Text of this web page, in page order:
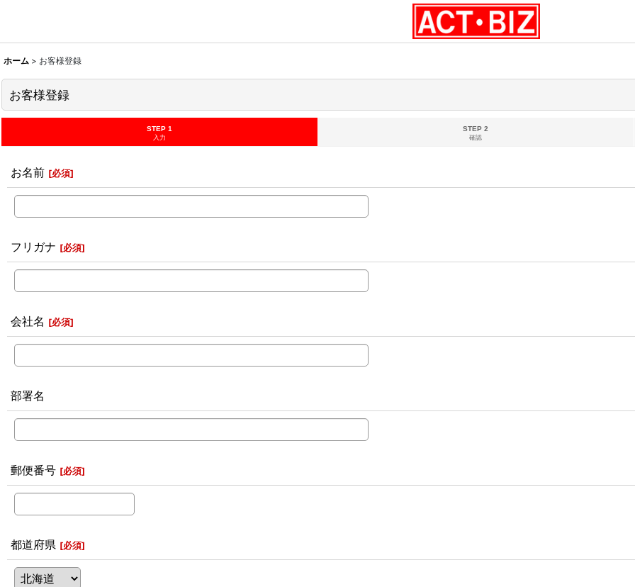
ホーム > お客様登録
お客様登録
STEP 1
入力
STEP 2
確認
お名前 [必須]
フリガナ [必須]
会社名 [必須]
部署名
郵便番号 [必須]
都道府県 [必須]